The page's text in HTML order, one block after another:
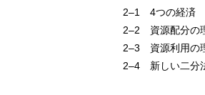
2‒1 4つの経済
2‒2 資源配分の
2‒3 資源利用の
2‒4 新しい二分